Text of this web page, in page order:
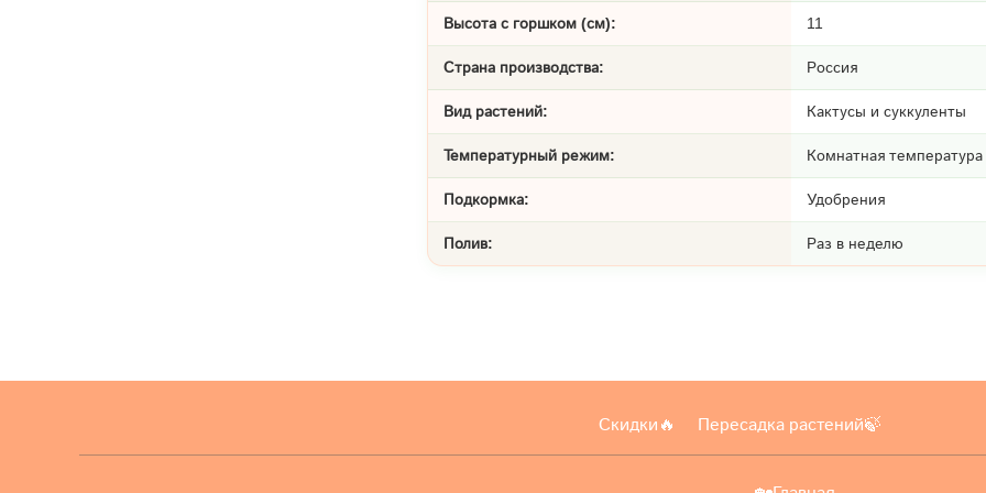
Высота с горшком (см): 11
Страна производства: Россия
Вид растений: Кактусы и суккуленты
Температурный режим: Комнатная температура
Подкормка: Удобрения
Полив: Раз в неделю
Скидки🔥 Пересадка растений🍃